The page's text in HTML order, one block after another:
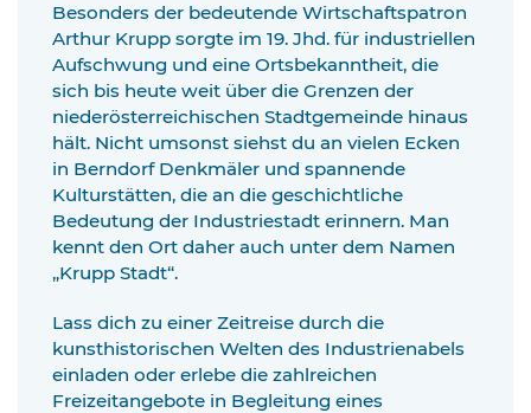
Besonders der bedeutende Wirtschaftspatron
Arthur Krupp sorgte im 19. Jhd. für industriellen
Aufschwung und eine Ortsbekanntheit, die
sich bis heute weit über die Grenzen der
niederösterreichischen Stadtgemeinde hinaus
hält. Nicht umsonst siehst du an vielen Ecken
in Berndorf Denkmäler und spannende
Kulturstätten, die an die geschichtliche
Bedeutung der Industriestadt erinnern. Man
kennt den Ort daher auch unter dem Namen
„Krupp Stadt“.
Lass dich zu einer Zeitreise durch die
kunsthistorischen Welten des Industrienabels
einladen oder erlebe die zahlreichen
Freizeitangebote in Begleitung eines